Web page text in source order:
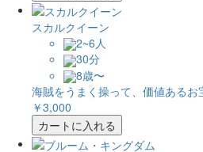
スカルクイーン
2~6人
30分
8歳〜
海賊をうまく操って、価値あるお
￥3,000
カートに入れる